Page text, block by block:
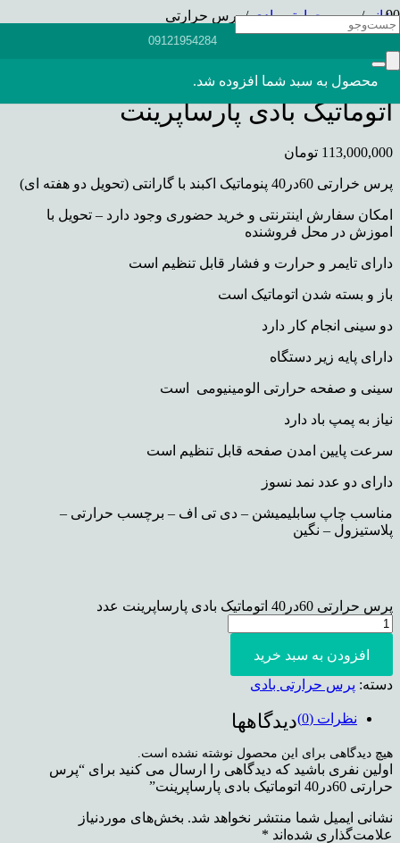
09121954284
محصول به سبد شما افزوده شد.
خانه/پرس حرارتی بادی/ پرس حرارتی
60در40 اتوماتیک بادی پارساپرینت
اتوماتیک بادی پارساپرینت
113,000,000 تومان
پرس خرارتی 60در40 پنوماتیک اکبند با گارانتی (تحویل دو هفته ای)
امکان سفارش اینترنتی و خرید حضوری وجود دارد – تحویل با
اموزش در محل فروشنده
دارای تایمر و حرارت و فشار قابل تنظیم است
باز و بسته شدن اتوماتیک است
دو سینی انجام کار دارد
دارای پایه زیر دستگاه
سینی و صفحه حرارتی الومینیومی است
نیاز به پمپ باد دارد
سرعت پایین امدن صفحه قابل تنظیم است
دارای دو عدد نمد نسوز
مناسب چاپ سابلیمیشن – دی تی اف – برچسب حرارتی –
پلاستیزول – نگین
پرس حرارتی 60در40 اتوماتیک بادی پارساپرینت عدد
افزودن به سبد خرید
دسته: پرس حرارتی بادی
نظرات (0) دیدگاهها
هیچ دیدگاهی برای این محصول نوشته نشده است.
اولین نفری باشید که دیدگاهی را ارسال می کنید برای “پرس
حرارتی 60در40 اتوماتیک بادی پارساپرینت”
نشانی ایمیل شما منتشر نخواهد شد. بخش‌های موردنیاز
علامت‌گذاری شده‌اند *